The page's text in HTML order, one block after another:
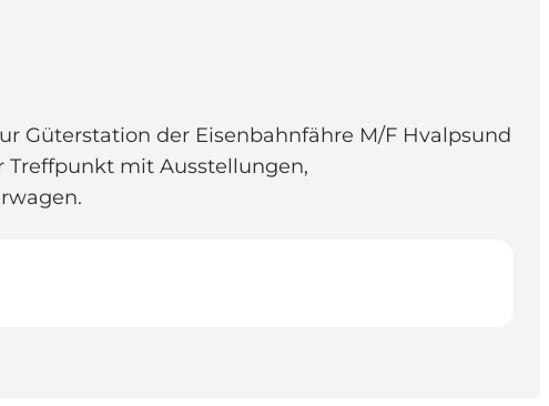
Güterstation der Eisenbahnfähre M/F Hvalpsund
mit Ausstellungen,